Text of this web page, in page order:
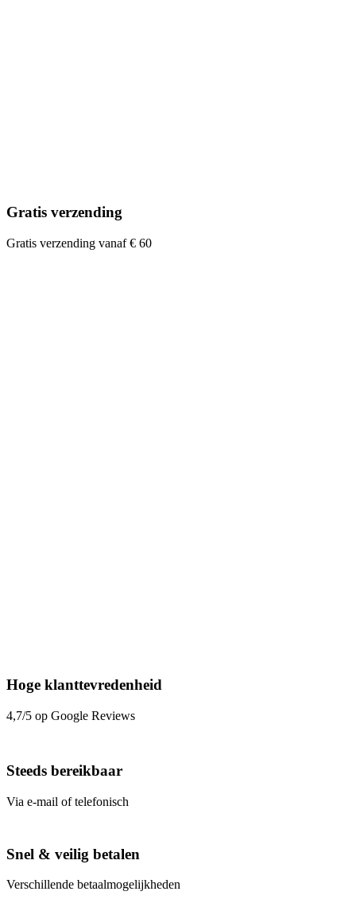
Gratis verzending
Gratis verzending vanaf € 60
Hoge klanttevredenheid
4,7/5 op Google Reviews
Steeds bereikbaar
Via e-mail of telefonisch
Snel & veilig betalen
Verschillende betaalmogelijkheden